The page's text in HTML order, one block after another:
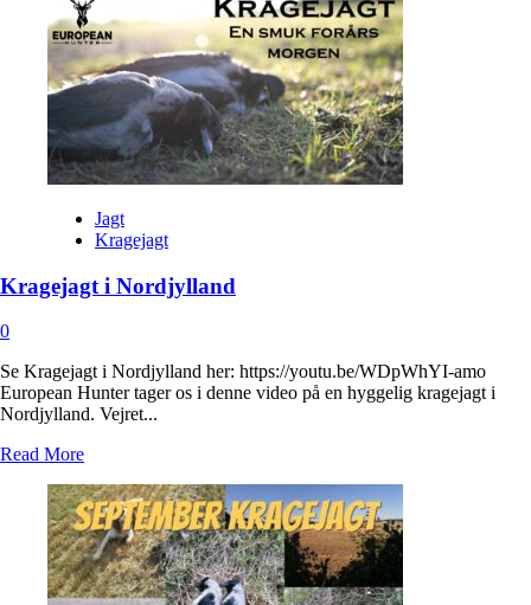
Jagt
Kragejagt
Kragejagt i Nordjylland
0
Se Kragejagt i Nordjylland her: https://youtu.be/WDpWhYI-amo
European Hunter tager os i denne video på en hyggelig kragejagt i
Nordjylland. Vejret...
Read MoreRead
about
Kragejagt
i
Nordjylland